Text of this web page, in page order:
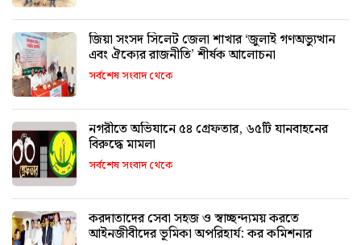
জিয়া সংসদ সিলেট জেলা শাখার ‘জুলাই গণঅভ্যুত্থান
এবং ঐক্যের রাজনীতি’ শীর্ষক আলোচনা
সর্বশেষ সংবাদ থেকে
নগরীতে অভিযানে ৫৪ গ্রেফতার, ৬৫টি যানবাহনের
বিরুদ্ধে মামলা
সর্বশেষ সংবাদ থেকে
করদাতাদের সেবা সহজ ও স্বাচ্ছন্দ্যময় করতে
আইনজীবীদের ভূমিকা অপরিহার্য: কর কমিশনার